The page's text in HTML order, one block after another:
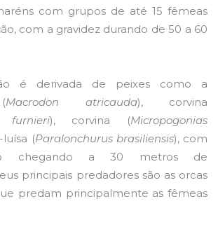
com grupos de até 15 fêmeas
com a gravidez durando de 50 a 60
é derivada de peixes como a
Macrodon atricauda), corvina
furnieri), corvina (Micropogonias
luísa (Paralonchurus brasiliensis), com
chegando a 30 metros de
principais predadores são as orcas
predam principalmente as fêmeas